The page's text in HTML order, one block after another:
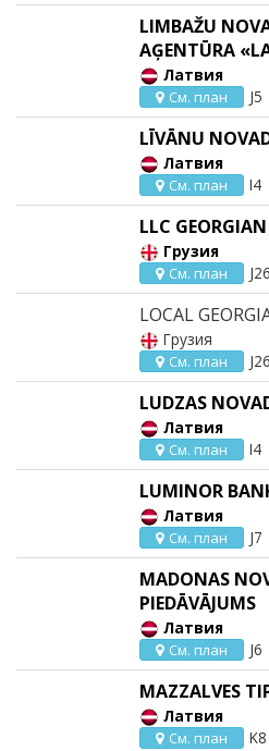
LIMBAŽU
AĢENTŪRA
Латвия
См. план J5
LĪVĀNU
Латвия
См. план I4
LLC
Грузия
См. план J26
LOCAL
Грузия
См. план J26
LUDZAS
Латвия
См. план I4
LUMINOR
Латвия
См. план J7
MADONAS
PIEDĀVĀJUMS
Латвия
См. план J6
MAZZALVES
Латвия
См. план K8